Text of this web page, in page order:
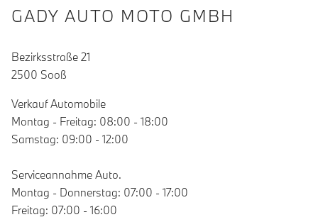
GADY AUTO MOTO GMBH
Bezirksstraße 21
2500 Sooß
Verkauf Automobile
Montag - Freitag: 08:00 - 18:00
Samstag: 09:00 - 12:00
Serviceannahme Auto.
Montag - Donnerstag: 07:00 - 17:00
Freitag: 07:00 - 16:00